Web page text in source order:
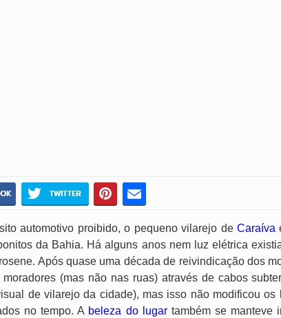
automotivo proibido, o pequeno vilarejo de Caraíva
da Bahia. Há alguns anos nem luz elétrica
Após quase uma década de reivindicação dos
(mas não nas ruas) através de cabos
de vilarejo da cidade), mas isso não modificou
no tempo. A beleza do lugartambém se manteve